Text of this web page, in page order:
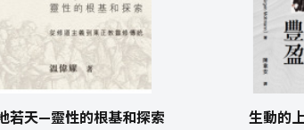
若天—靈性的根基和探索 生動的